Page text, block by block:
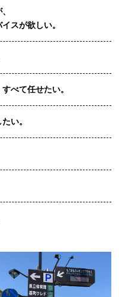
スが欲しい。
べて任せたい。
い。